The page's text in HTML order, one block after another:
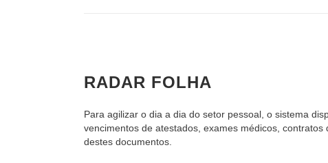
RADAR FOLHA
Para agilizar o dia a dia do setor pessoal, o sistema
vencimentos de atestados, exames médicos,
destes documentos.